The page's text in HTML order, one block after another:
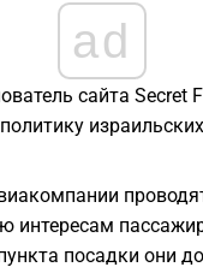
ad
сайта Secret
интересам
посадки они